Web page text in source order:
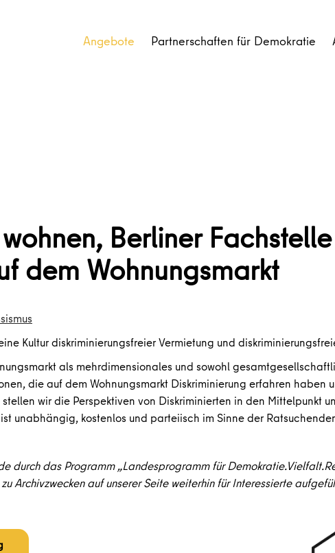
Angebote Partnerschaften für Demokratie
Berliner
dem Wohnungsmarkt
Kultur diskriminierungsfreier Vermietung und
als mehrdimensionales und sowohl
die auf dem Wohnungsmarkt Diskriminierung erfahren
wir die Perspektiven von Diskriminierten in den Mittelpunkt
unabhängig, kostenlos und parteiisch im Sinne der
durch das Programm „Landesprogramm für
Archivzwecken auf unserer Seite weiterhin für Interessierte